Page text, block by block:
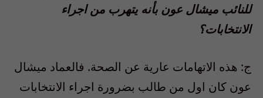
للنائب ميشال عون بأنه يتهرب من اجراء
الانتخابات؟
ج: هذه الاتهامات عارية عن الصحة. فالعماد ميشال
عون كان اول من طالب بضرورة اجراء الانتخابات